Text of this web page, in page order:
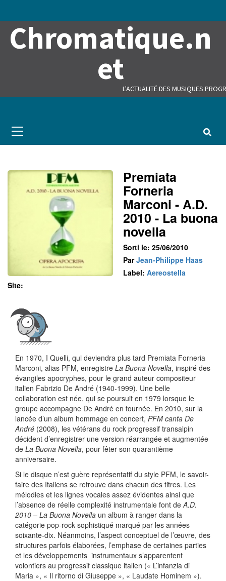
Chromatique.n
et
L'ACTUALITÉ DES MUSIQUES
Menu
Premiata
Forneria
Marconi - A.D.
2010 - La buona
novella
Sorti le: 25/06/2010
ParJean-Philippe Haas
Label: Aereostella
Site:
En 1970, I Quelli, qui deviendra plus tard Premiata Forneria
Marconi, alias PFM, enregistre La Buona Novella, inspiré des
évangiles apocryphes, pour le grand auteur compositeur
italien Fabrizio De André (1940-1999). Une belle
collaboration est née, qui se poursuit en 1979 lorsque le
groupe accompagne De André en tournée. En 2010, sur la
lancée d’un album hommage en concert, PFM canta De
André (2008), les vétérans du rock progressif transalpin
décident d’enregistrer une version réarrangée et augmentée
de La Buona Novella, pour fêter son quarantième
anniversaire.
Si le disque n’est guère représentatif du style PFM, le savoir-
faire des Italiens se retrouve dans chacun des titres. Les
mélodies et les lignes vocales assez évidentes ainsi que
l’absence de réelle complexité instrumentale font deA.D.
2010 – La Buona Novella un album à ranger dans la
catégorie pop-rock sophistiqué marqué par les années
soixante-dix. Néanmoins, l’aspect conceptuel de l’œuvre, des
structures parfois élaborées, l’emphase de certaines parties
et les développements instrumentaux s’apparentent
volontiers au progressif classique italien (« L’infanzia di
Maria », « Il ritorno di Giuseppe », « Laudate Hominem »).